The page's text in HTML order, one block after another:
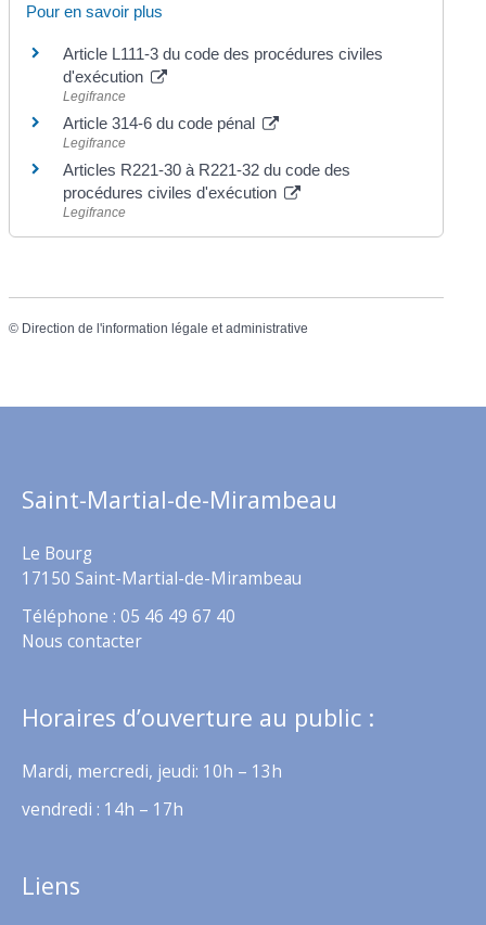
Pour en savoir plus
Article L111-3 du code des procédures civiles
d'exécution
Legifrance
Article 314-6 du code pénal
Legifrance
Articles R221-30 à R221-32 du code des
procédures civiles d'exécution
Legifrance
© Direction de l'information légale et administrative
Saint-Martial-de-Mirambeau
Le Bourg
17150 Saint-Martial-de-Mirambeau
Téléphone : 05 46 49 67 40
Nous contacter
Horaires d’ouverture au public :
Mardi, mercredi, jeudi: 10h – 13h
vendredi : 14h – 17h
Liens